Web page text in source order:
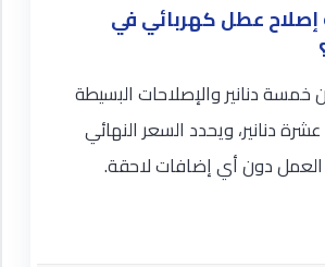
عطل كهربائي في
دنانير والإصلاحات البسيطة
دنانير، ويحدد السعر النهائي
العمل دون أي إضافات لاحقة.